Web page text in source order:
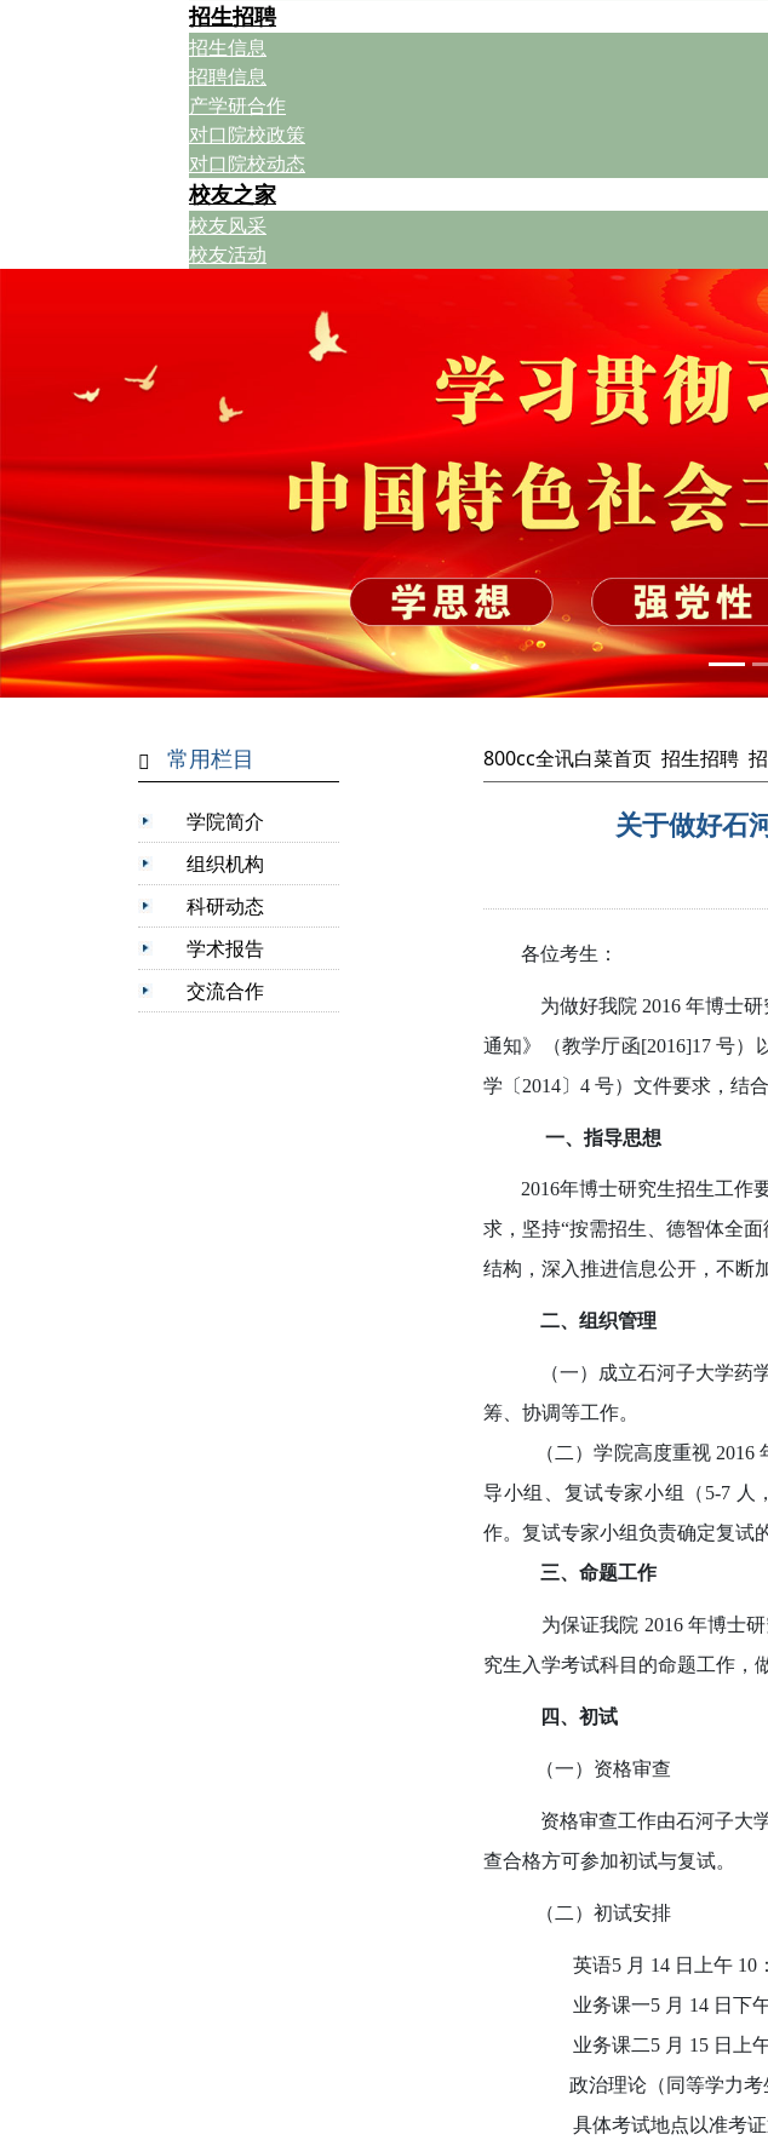
招生招聘
招生信息
招聘信息
产学研合作
对口院校政策
对口院校动态
校友之家
校友风采
校友活动
常用栏目
学院简介
组织机构
科研动态
学术报告
交流合作
800cc全讯白菜首页 招生招聘
关于做好石
各位考生 ：
为做好我院 2016 年博士
通知》（教学厅函[2016]17 号）
学〔2014〕4 号）文件要求，结
一、指导思想
2016年博士研究生招生工作
求，坚持“按需招生、德智体全
结构，深入推进信息公开，不断
二、组织管理
（一）成立石河子大学药
筹、协调等工作。
（二）学院高度重视 2016
导小组、复试专家小组（5-7 人
作。复试专家小组负责确定复试
三、命题工作
为保证我院 2016 年博士
究生入学考试科目的命题工作 ，
四、初试
（一）资格审查
资格审查工作由石河子大
查合格方可参加初试与复试。
（二）初试安排
英语5 月 14 日上午 10
业务课一5 月 14 日下
业务课二5 月 15 日上
政治理论（同等学力考
具体考试地点以准考证